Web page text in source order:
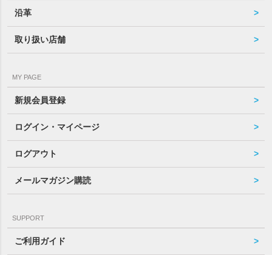
沿革
取り扱い店舗
MY PAGE
新規会員登録
ログイン・マイページ
ログアウト
メールマガジン購読
SUPPORT
ご利用ガイド